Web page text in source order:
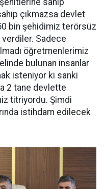
sahip
çıkmazsa devlet
bin şehidimiz terörsüz
verdiler. Sadece
öğretmenlerimiz
bulunan insanlar
isteniyor ki sanki
2 tane devlette
titriyordu. Şimdi
istihdam edilecek